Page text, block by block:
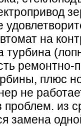
на
турбина
ремонтно-
плюс
не
проблем. из
замена